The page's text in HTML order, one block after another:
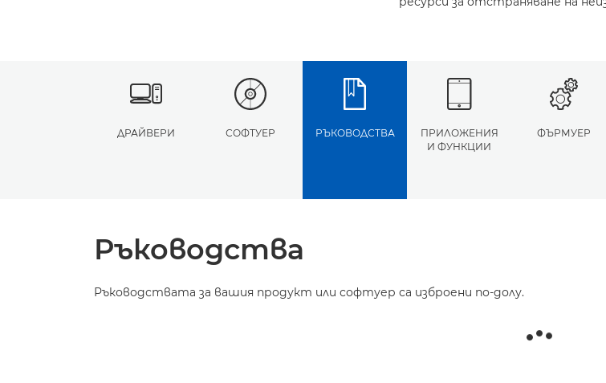
ДРАЙВЕРИ СОФТУЕР РЪКОВОДСТВА
ПРИЛОЖЕНИЯ
И ФУНКЦИИ
ФЪРМУЕР
Ръководства
Ръководствата за вашия продукт или софтуер са изброени по-долу.